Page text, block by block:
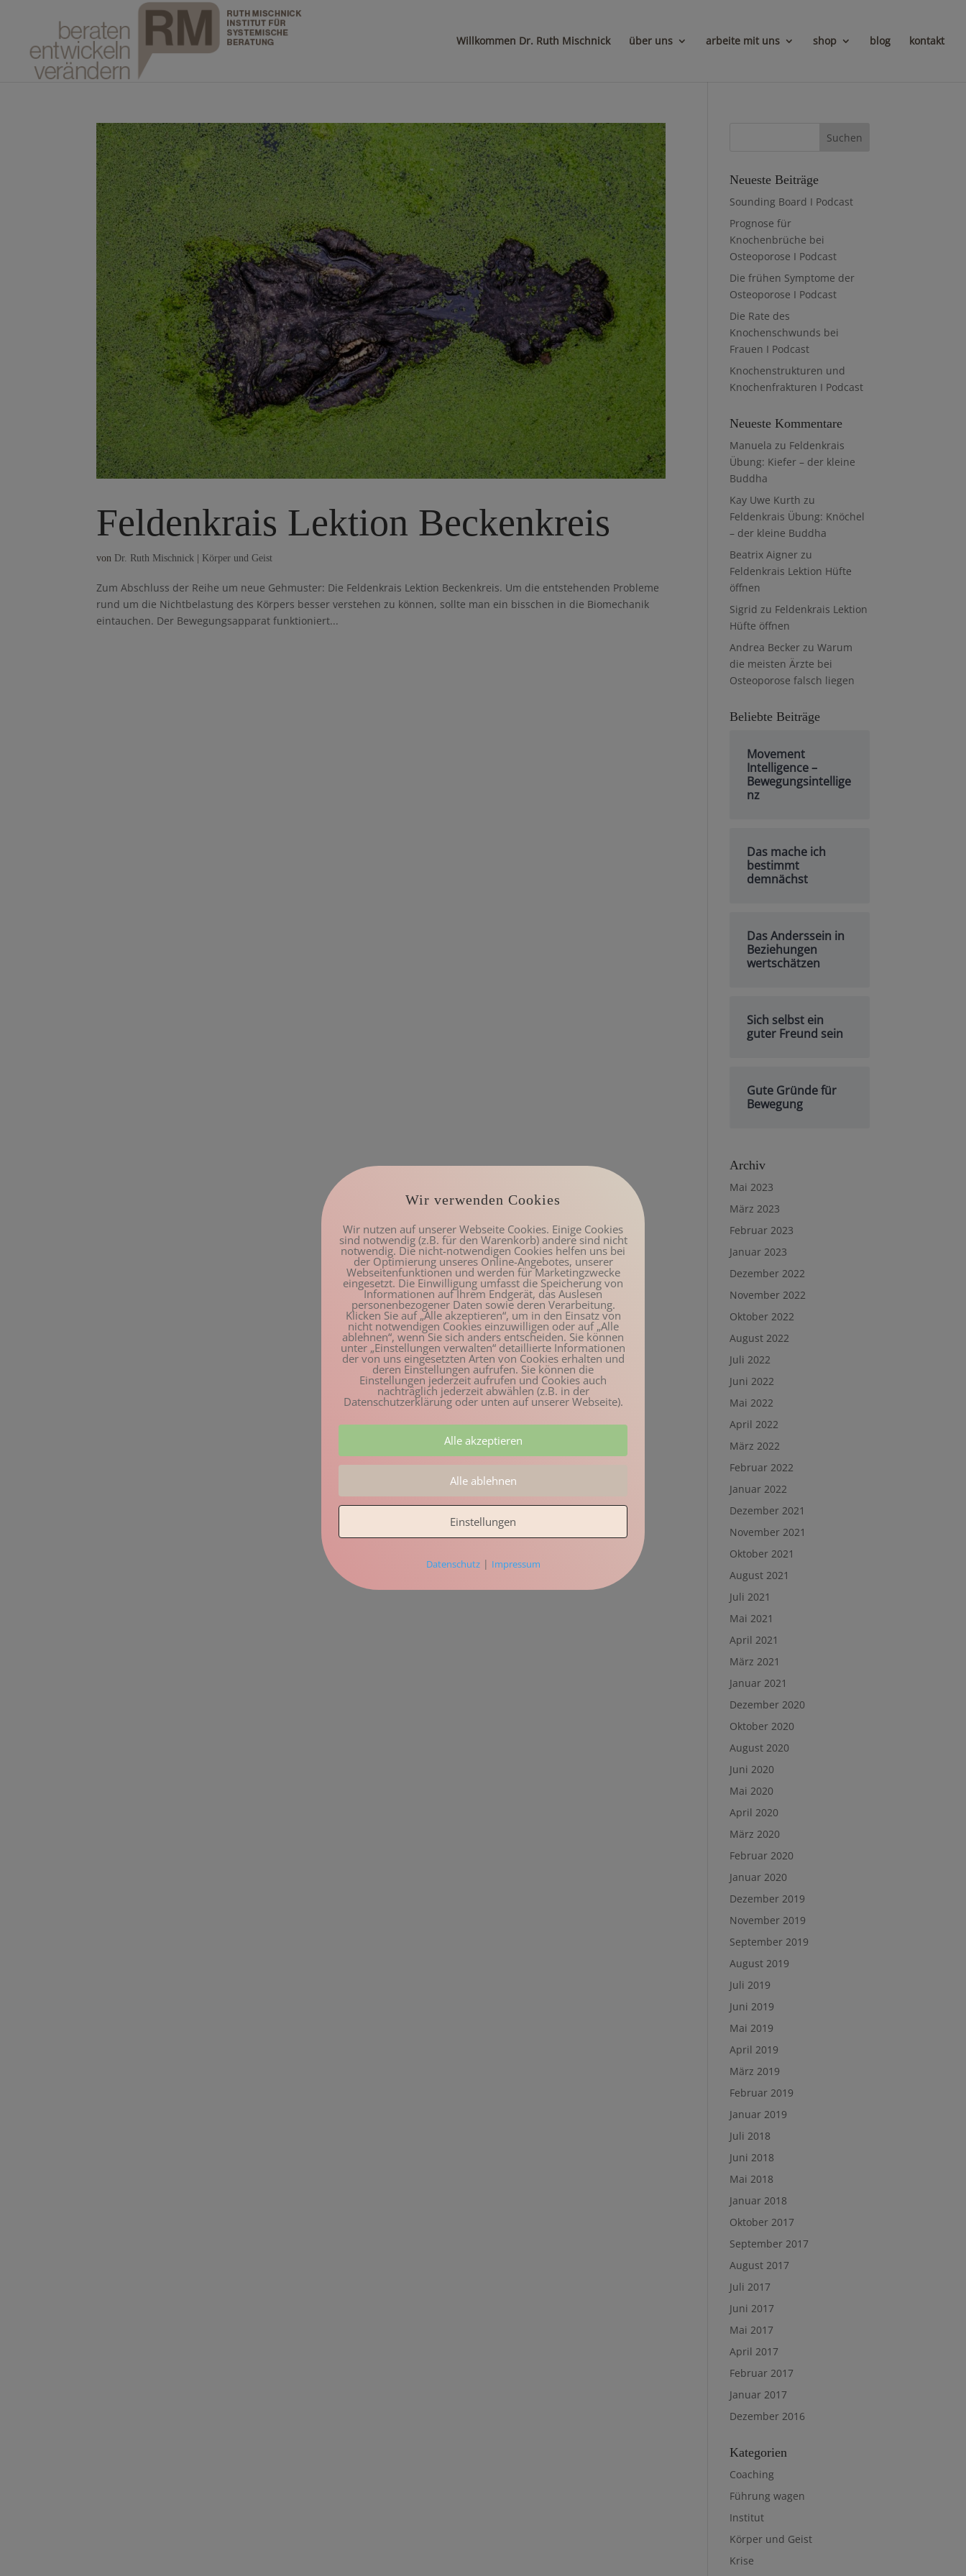
Willkommen Dr. Ruth Mischnick über uns arbeite mit uns shop blog kontakt
Feldenkrais Lektion Beckenkreis
von Dr. Ruth Mischnick Körper und Geist
Zum Abschluss der Reihe um neue Gehmuster: Die Feldenkrais Lektion Beckenkreis. Um die entstehenden Probleme
rund um die Nichtbelastung des Körpers besser verstehen zu können, sollte man ein bisschen in die Biomechanik
eintauchen. Der Be­wegungsapparat funktioniert...
Neueste Beiträge
Sounding Board I Podcast
Prognose für
Knochenbrüche bei
Osteoporose I Podcast
Die frühen Symptome der
Osteoporose I Podcast
Die Rate des
Knochenschwunds bei
Frauen I Podcast
Knochenstrukturen und
Knochenfrakturen I Podcast
Neueste Kommentare
Manuela zu Feldenkrais
Übung: Kiefer – der kleine
Buddha
Kay Uwe Kurth zu
Feldenkrais Übung: Knöchel
– der kleine Buddha
Beatrix Aigner zu
Feldenkrais Lektion Hüfte
öffnen
Sigrid zu Feldenkrais Lektion
Hüfte öffnen
Andrea Becker zuWarum
die meisten Ärzte bei
Osteoporose falsch liegen
Beliebte Beiträge
Movement
Intelligence –
Bewegungsintellige
nz
Das mache ich
bestimmt
demnächst
Das Anderssein in
Beziehungen
wertschätzen
Sich selbst ein
guter Freund sein
Gute Gründe für
Bewegung
Archiv
Mai 2023
März 2023
Februar 2023
Januar 2023
Dezember 2022
November 2022
Oktober 2022
August 2022
Juli 2022
Juni 2022
Mai 2022
April 2022
März 2022
Februar 2022
Januar 2022
Dezember 2021
November 2021
Oktober 2021
August 2021
Juli 2021
Mai 2021
April 2021
März 2021
Januar 2021
Dezember 2020
Oktober 2020
August 2020
Juni 2020
Mai 2020
April 2020
März 2020
Februar 2020
Januar 2020
Dezember 2019
November 2019
September 2019
August 2019
Juli 2019
Juni 2019
Mai 2019
April 2019
März 2019
Februar 2019
Januar 2019
Juli 2018
Juni 2018
Mai 2018
Januar 2018
Oktober 2017
September 2017
August 2017
Juli 2017
Juni 2017
Mai 2017
April 2017
Februar 2017
Januar 2017
Dezember 2016
Kategorien
Coaching
Führung wagen
Institut
Körper und Geist
Krise
Wir verwenden Cookies
Wir nutzen auf unserer Webseite Cookies. Einige Cookies
sind notwendig (z.B. für den Warenkorb) andere sind nicht
notwendig. Die nicht-notwendigen Cookies helfen uns bei
der Optimierung unseres Online-Angebotes, unserer
Webseitenfunktionen und werden für Marketingzwecke
eingesetzt. Die Einwilligung umfasst die Speicherung von
Informationen auf Ihrem Endgerät, das Auslesen
personenbezogener Daten sowie deren Verarbeitung.
Klicken Sie auf „Alle akzeptieren“, um in den Einsatz von
nicht notwendigen Cookies einzuwilligen oder auf „Alle
ablehnen“, wenn Sie sich anders entscheiden. Sie können
unter „Einstellungen verwalten“ detaillierte Informationen
der von uns eingesetzten Arten von Cookies erhalten und
deren Einstellungen aufrufen. Sie können die
Einstellungen jederzeit aufrufen und Cookies auch
nachträglich jederzeit abwählen (z.B. in der
Datenschutzerklärung oder unten auf unserer Webseite).
Alle akzeptieren
Alle ablehnen
Einstellungen
Datenschutz| Impressum